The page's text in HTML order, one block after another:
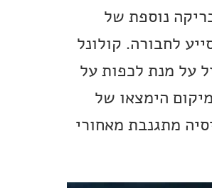
נוספת של
לחבורה. קולונל
על מנת לכפות על
הימצאו של
מתגנבת מאחורי